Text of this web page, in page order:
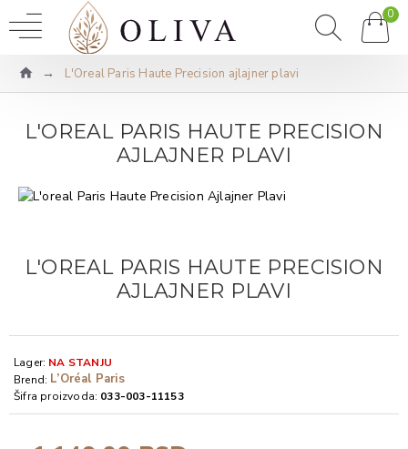
0
L'Oreal Paris Haute Precision ajlajner plavi
L'OREAL PARIS HAUTE PRECISION
AJLAJNER PLAVI
L'OREAL PARIS HAUTE PRECISION
AJLAJNER PLAVI
Lager: NA STANJU
Brend: L’Oréal Paris
Šifra proizvoda: 033-003-11153